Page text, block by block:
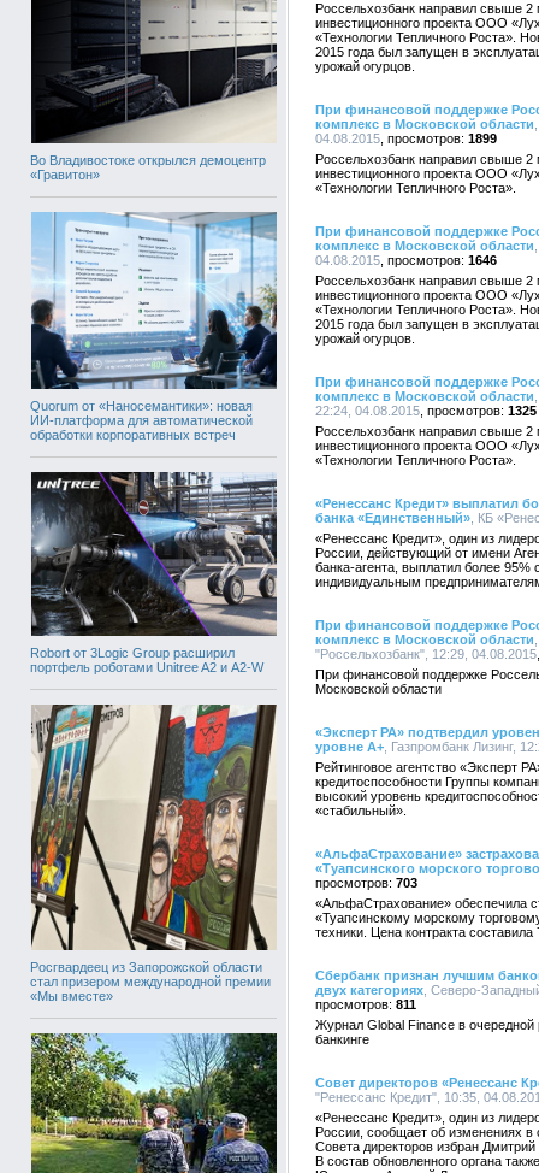
Во Владивостоке открылся демоцентр
«Гравитон»
Quorum от «Наносемантики»: новая
ИИ-платформа для автоматической
обработки корпоративных встреч
Robort от 3Logic Group расширил
портфель роботами Unitree A2 и A2-W
Росгвардеец из Запорожской области
стал призером международной премии
«Мы вместе»
Россельхозбанк направил свыше 2
инвестиционного проекта ООО
«Технологии Тепличного Роста».
2015 года был запущен в
урожай огурцов.
При финансовой поддержке
комплекс в Московской области
04.08.2015
1899
Россельхозбанк направил свыше 2
инвестиционного проекта ООО
«Технологии Тепличного Роста».
При финансовой поддержке
комплекс в Московской области
04.08.2015
1646
Россельхозбанк направил свыше 2
инвестиционного проекта ООО
«Технологии Тепличного Роста».
2015 года был запущен в
урожай огурцов.
При финансовой поддержке
комплекс в Московской области
22:24, 04.08.2015
1325
Россельхозбанк направил свыше 2
инвестиционного проекта ООО
«Технологии Тепличного Роста».
«Ренессанс Кредит» выплатил
банка «Единственный» , КБ
«Ренессанс Кредит», один из
России, действующий от имени
банка-агента, выплатил более
индивидуальным
При финансовой поддержке
комплекс в Московской области
"Россельхозбанк", 12:29, 04.08.2015
При финансовой поддержке
Московской области
«Эксперт РА» подтвердил
уровне А+ , Газпромбанк Лизинг,
Рейтинговое агентство «Эксперт
кредитоспособности Группы
высокий уровень
«стабильный».
«АльфаСтрахование»
«Туапсинского морского
703
«АльфаСтрахование» обеспечила
«Туапсинскому морскому
техники. Цена контракта
Сбербанк признан лучшим
двух категориях , Северо-
811
Журнал Global Finance в очередной
банкинге
Совет директоров «Ренессанс
"Ренессанс Кредит", 10:35,
«Ренессанс Кредит», один из
России, сообщает об изменениях в
Совета директоров избран
В состав обновленного органа